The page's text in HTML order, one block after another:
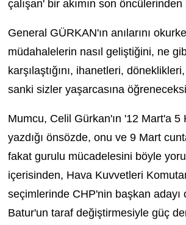
çalışan' bir akımın son öncülerinden
General GÜRKAN'ın anılarını
müdahalelerin nasıl geliştiğini, ne
karşılaştığını, ihanetleri, döneklikleri,
sanki sizler yaşarcasına
Mumcu, Celil Gürkan'ın '12 Mart'a 5
yazdığı önsözde, onu ve 9 Mart
fakat gurulu mücadelesini böyle
içerisinden, Hava Kuvvetleri
seçimlerinde CHP'nin başkan adayı
Batur'un taraf değiştirmesiyle güç